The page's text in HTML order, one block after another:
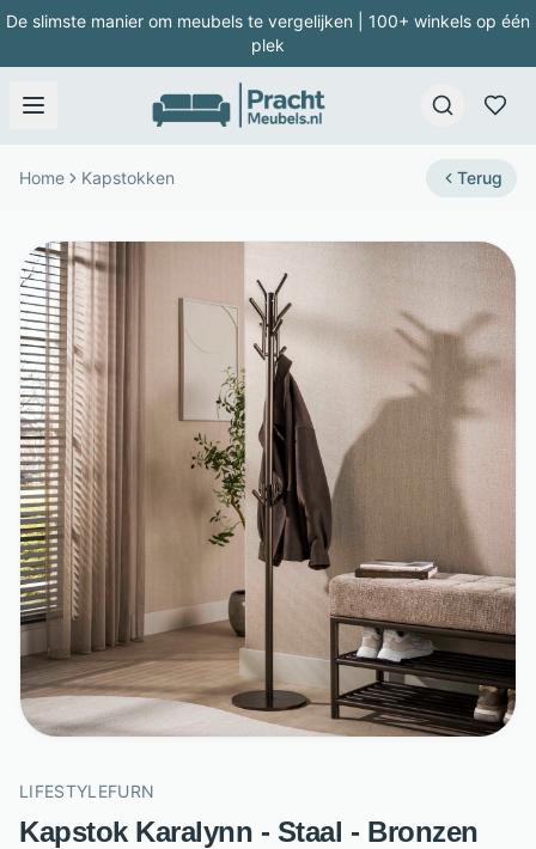
De slimste manier om meubels te vergelijken | 100+ winkels op één
plek
Home Kapstokken Terug
LIFESTYLEFURN
Kapstok Karalynn - Staal - Bronzen